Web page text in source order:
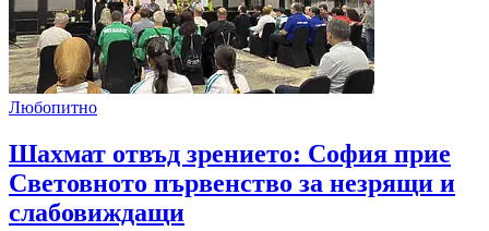
Любопитно
Шахмат отвъд зрението: София прие
Световното първенство за незрящи и
слабовиждащи